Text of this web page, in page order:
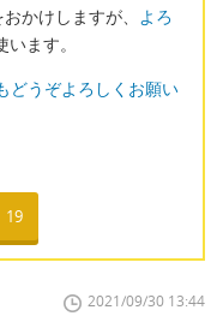
かけしますが、 よろ
ます。
どうぞよろしくお願い
19
2021/09/30 13:44